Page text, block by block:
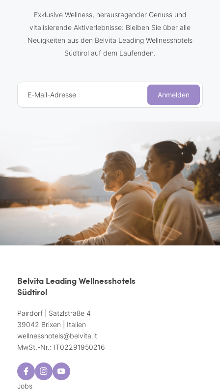
Exklusive Wellness, herausragender Genuss und
vitalisierende Aktiverlebnisse: Bleiben Sie über alle
Neuigkeiten aus den Belvita Leading Wellnesshotels
Südtirol auf dem Laufenden.
E-Mail-Adresse Anmelden
Belvita Leading Wellnesshotels
Südtirol
Pairdorf | Satzlstraße 4
39042 Brixen | Italien
wellnesshotels@belvita.it
MwSt.-Nr.: IT02291950216
Jobs